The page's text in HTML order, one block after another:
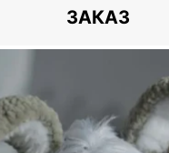
ЗАКАЗ